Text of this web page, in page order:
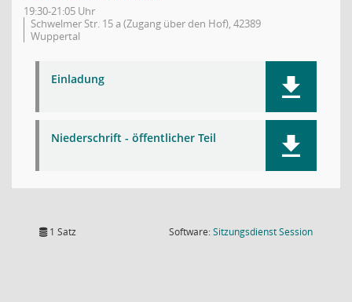
19:30-21:05 Uhr
Schwelmer Str. 15 a (Zugang über den Hof), 42389
Wuppertal
Einladung
Niederschrift - öffentlicher Teil
1 Satz Software:SitzungsdienstSession(Wird in